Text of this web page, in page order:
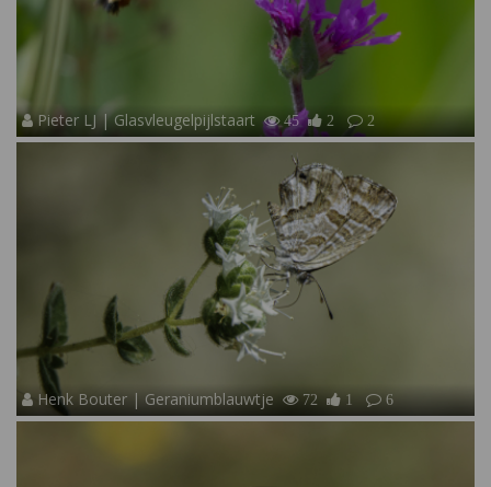
Pieter LJ | Glasvleugelpijlstaart 45 2 2
Henk Bouter | Geraniumblauwtje 72 1 6